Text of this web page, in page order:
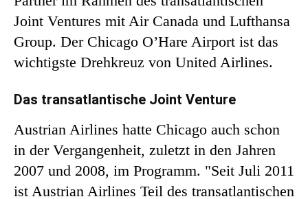
Joint Ventures mit Air Canada und Lufthansa
Group. Der Chicago O’Hare Airport ist das
wichtigste Drehkreuz von United Airlines.
Das transatlantische Joint Venture
Austrian Airlines hatte Chicago auch schon
in der Vergangenheit, zuletzt in den Jahren
2007 und 2008, im Programm. "Seit Juli 2011
ist Austrian Airlines Teil des transatlantischen